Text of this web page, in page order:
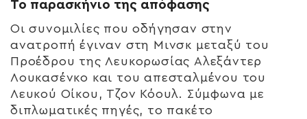
Το παρασκήνιο της απόφασης
Οι συνομιλίες που οδήγησαν στην
ανατροπή έγιναν στη Μινσκ μεταξύ του
Προέδρου της Λευκορωσίας Αλεξάντερ
Λουκασένκο και του απεσταλμένου του
Λευκού Οίκου, Τζον Κόουλ. Σύμφωνα με
διπλωματικές πηγές, το πακέτο